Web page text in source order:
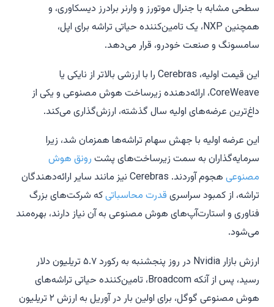
سطحی مشابه با جنرال موتورز و وارنر برادرز دیسکاوری، و
همچنین NXP، یک تامین‌کننده حیاتی تراشه برای اپل،
سامسونگ و صنعت خودرو، قرار می‌دهد.
این قیمت اولیه، Cerebras را با ارزشی بالاتر از نایکی یا
CoreWeave، ارائه‌دهنده زیرساخت هوش مصنوعی و یکی از
داغ‌ترین عرضه‌های اولیه سال گذشته، ارزش‌گذاری می‌کند.
این عرضه اولیه با جهش سهام تراشه‌ها همزمان شد، زیرا
سرمایه‌گذاران به سمت زیرساخت‌های پشت رونق هوش
مصنوعی
هجوم آوردند. Cerebras نیز مانند سایر ارائه‌دهندگان
تراشه، از کمبود سراسری قدرت محاسباتیکه شرکت‌های بزرگ
فناوری و استارت‌آپ‌های هوش مصنوعی به آن نیاز دارند، بهره‌مند
می‌شود.
ارزش بازار Nvidia در روز پنجشنبه به رکورد ۵.۷ تریلیون دلار
رسید، پس از آنکه Broadcom، تامین‌کننده حیاتی تراشه‌های
هوش مصنوعی گوگل، برای اولین بار در آوریل به ارزش ۲ تریلیون